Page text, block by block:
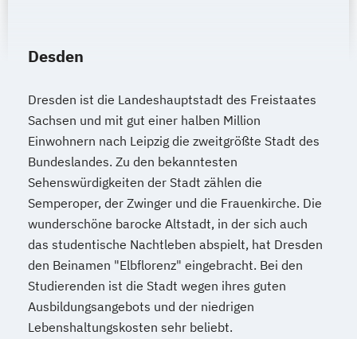
Desden
Dresden ist die Landeshauptstadt des Freistaates
Sachsen und mit gut einer halben Million
Einwohnern nach Leipzig die zweitgrößte Stadt des
Bundeslandes. Zu den bekanntesten
Sehenswürdigkeiten der Stadt zählen die
Semperoper, der Zwinger und die Frauenkirche. Die
wunderschöne barocke Altstadt, in der sich auch
das studentische Nachtleben abspielt, hat Dresden
den Beinamen "Elbflorenz" eingebracht. Bei den
Studierenden ist die Stadt wegen ihres guten
Ausbildungsangebots und der niedrigen
Lebenshaltungskosten sehr beliebt.